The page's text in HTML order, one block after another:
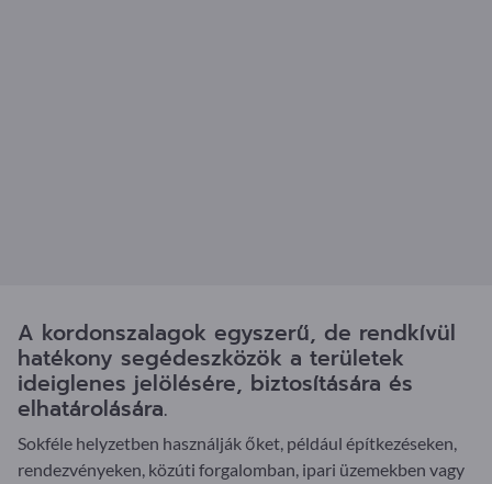
A kordonszalagok egyszerű, de rendkívül
hatékony segédeszközök a területek
ideiglenes jelölésére, biztosítására és
elhatárolására.
Sokféle helyzetben használják őket, például építkezéseken,
rendezvényeken, közúti forgalomban, ipari üzemekben vagy